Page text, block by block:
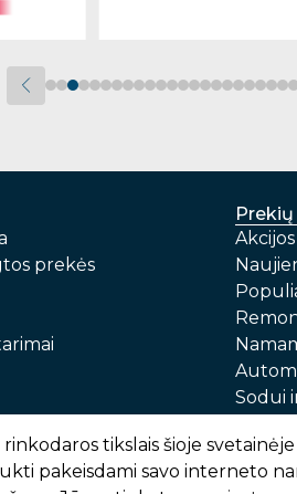
prekės
Akcijos
Sodui
tikslais šioje
pakeisdami savo interneto